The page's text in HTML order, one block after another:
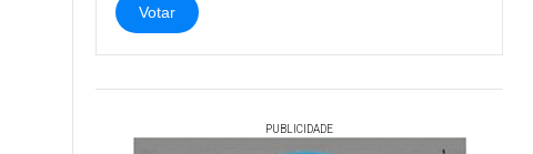
Votar
PUBLICIDADE